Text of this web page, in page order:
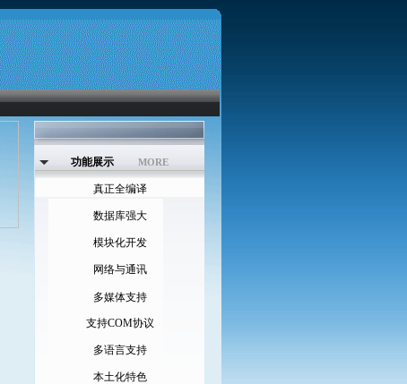
功能展示 MORE
真正全编译
数据库强大
模块化开发
网络与通讯
多媒体支持
支持COM协议
多语言支持
本土化特色